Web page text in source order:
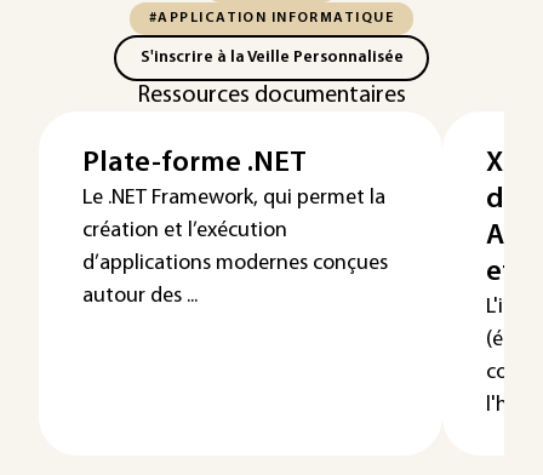
#APPLICATION INFORMATIQUE
S'inscrire à la Veille Personnalisée
Ressources documentaires
Plate-forme .NET
Le .NET Framework, qui permet la
création et l’exécution
d’applications modernes conçues
autour des ...
des
et